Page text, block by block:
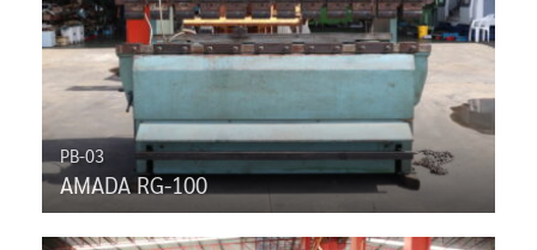
PB-03
AMADA RG-100